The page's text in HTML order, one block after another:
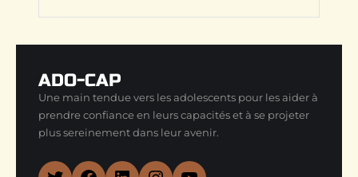
ADO-CAP
Une main tendue vers les adolescents pour les aider à
prendre confiance en leurs capacités et à se projeter
plus sereinement dans leur avenir.